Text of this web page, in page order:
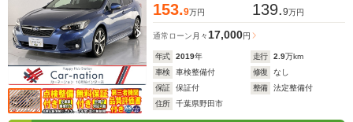
153.9万円 139.9万円
通常ローン 月々 17,000円
年式 2019年 走行 2.9万km
車検
車検整備付 修復
なし
保証
保証付 整備
法定整備付
住所
千葉県野田市